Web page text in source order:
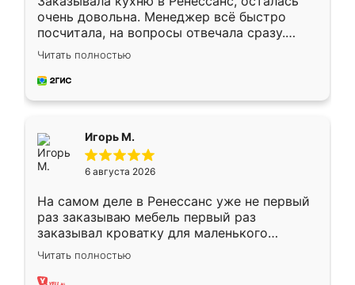
очень довольна. Менеджер всё быстро
посчитала, на вопросы отвечала сразу.
Замерщик приехал в субботу, подошёл к
делу со всей ответственностью. Собрали
за день, ребята работали аккуратно, даже
Читать полностью
Игорь М.
6 августа 2026
На самом деле в Ренессанс уже не первый
раз заказываю мебель первый раз
заказывал кроватку для маленького
ребёнка при его рождении ,во второй раз
заказал шкаф-купе. По качеству очень
хорошее сборка достаточно быстрая,
Читать полностью